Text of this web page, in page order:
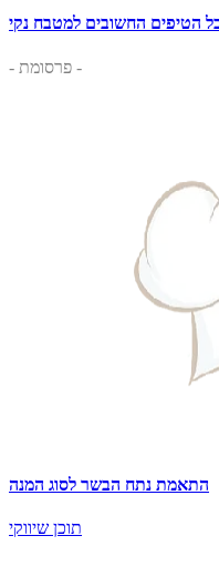
הטיפים החשובים למטבח נקי
- פרסומת -
התאמת נתח הבשר לסוג המנה
תוכן שיווקי